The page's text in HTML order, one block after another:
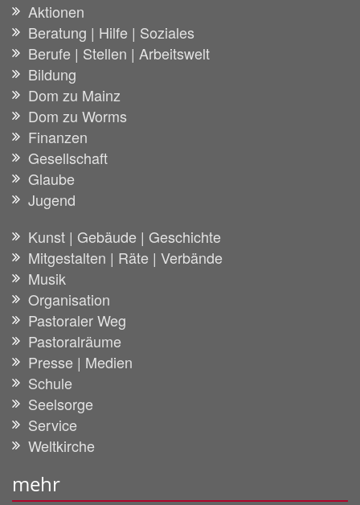
Aktionen
Beratung | Hilfe | Soziales
Berufe | Stellen | Arbeitswelt
Bildung
Dom zu Mainz
Dom zu Worms
Finanzen
Gesellschaft
Glaube
Jugend
Kunst | Gebäude | Geschichte
Mitgestalten | Räte | Verbände
Musik
Organisation
Pastoraler Weg
Pastoralräume
Presse | Medien
Schule
Seelsorge
Service
Weltkirche
mehr